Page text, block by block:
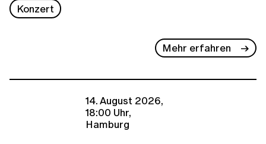
Konzert
Mehr erfahren
14. August 2026,
18:00 Uhr,
Hamburg